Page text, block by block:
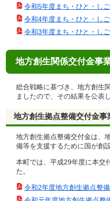
令和5年度まち・ひと・し
令和4年度まち・ひと・し
令和3年度まち・ひと・し
地方創生関係交付金事
総合戦略に基づき、地方創生
ましたので、その結果を公表
地方創生拠点整備交付金事
地方創生拠点整備交付金は、
備等を支援するために国が創
本町では、平成29年度に本交
た。
令和2年度地方創生拠点整